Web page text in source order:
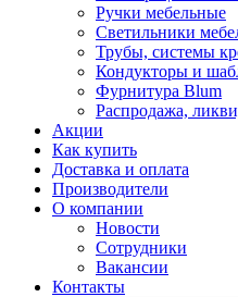
Ручки мебельные
Светильники
Трубы, системы
Кондукторы и
Фурнитура Blum
Распродажа,
Акции
Как купить
Доставка и оплата
Производители
О компании
Новости
Сотрудники
Вакансии
Контакты